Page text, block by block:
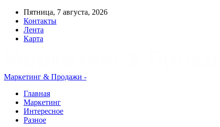
Пятница, 7 августа, 2026
Контакты
Лента
Карта
Маркетинг & Продажи -
Главная
Маркетинг
Интересное
Разное